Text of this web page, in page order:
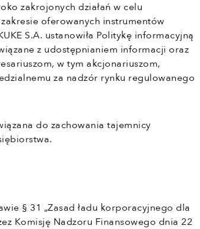
zakrojonych działań w celu
oferowanych instrumentów
S.A. ustanowiła Politykę informacyjną
z udostępnianiem informacji oraz
w tym akcjonariuszom,
za nadzór rynku regulowanego
do zachowania tajemnicy
§ 31 „Zasad ładu korporacyjnego dla
Komisję Nadzoru Finansowego dnia 22